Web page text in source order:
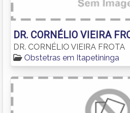
DR. CORNÉLIO VIEIRA
DR. CORNÉLIO VIEIRA FROTA
Obstetras em Itapetininga